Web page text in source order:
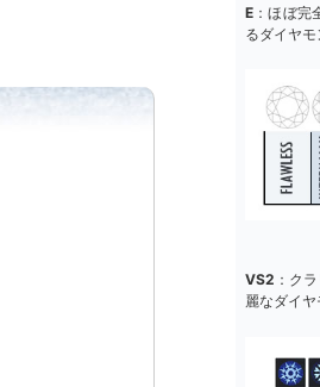
E ：ほぼ
るダイヤモ
VS2 ：ク
麗なダイ